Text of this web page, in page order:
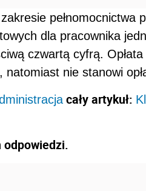
pełnomocnictwa
dla pracownika
czwartą cyfrą.
nie stanowi
cały artykuł: